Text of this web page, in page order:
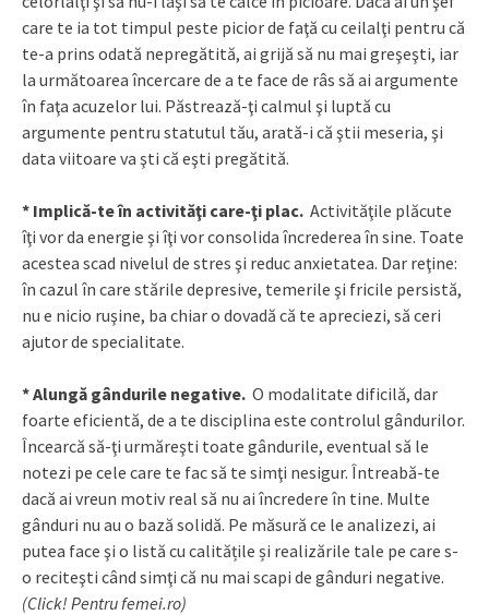
care te ia tot timpul peste picior de faţă cu ceilalţi pentru că
te-a prins odată nepregătită, ai grijă să nu mai greşeşti, iar
la următoarea încercare de a te face de râs să ai argumente
în faţa acuzelor lui. Păstrează-ţi calmul şi luptă cu
argumente pentru statutul tău, arată-i că ştii meseria, şi
data viitoare va şti că eşti pregătită.
* Implică-te în activităţi care-ţi plac. Activităţile plăcute
îţi vor da energie şi îţi vor consolida încrederea în sine. Toate
acestea scad nivelul de stres şi reduc anxietatea. Dar reţine:
în cazul în care stările depresive, temerile şi fricile persistă,
nu e nicio ruşine, ba chiar o dovadă că te apreciezi, să ceri
ajutor de specialitate.
* Alungă gândurile negative. O modalitate dificilă, dar
foarte eficientă, de a te disciplina este controlul gândurilor.
Încearcă să-ţi urmăreşti toate gândurile, eventual să le
notezi pe cele care te fac să te simţi nesigur. Întreabă-te
dacă ai vreun motiv real să nu ai încredere în tine. Multe
gânduri nu au o bază solidă. Pe măsură ce le analizezi, ai
putea face şi o listă cu calitățile și realizările tale pe care s-
o reciteşti când simţi că nu mai scapi de gânduri negative.
(Click! Pentru femei.ro)